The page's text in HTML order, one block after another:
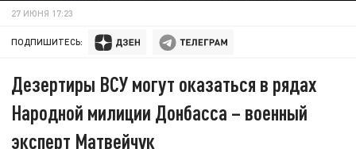
27 ИЮНЯ 17:23
ПОДПИШИТЕСЬ:
Дезертиры ВСУ могут оказаться в рядах
Народной милиции Донбасса – военный
эксперт Матвейчук